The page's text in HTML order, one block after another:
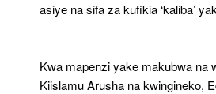
asiye na sifa za kufikia ‘kaliba’
Kwa mapenzi yake makubwa na
Kiislamu Arusha na kwingineko,